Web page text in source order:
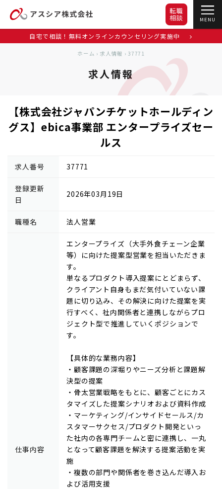
MENU
転職
相談
自宅で相談！無料オンラインカウンセリング実施中
ホーム › 求人情報 › 37771
求人情報
【株式会社ジャパンチケットホールディン
グス】ebica事業部 エンタープライズセー
ルス
求人番号 37771
登録更新
日
2026年03月19日
職種名 法人営業
仕事内容
エンタープライズ（大手外食チェーン企業
等）に向けた提案型営業を担当いただきま
す。
単なるプロダクト導入提案にとどまらず、
クライアント自身もまだ気付いていない課
題に切り込み、その解決に向けた提案を実
行すべく、社内関係者と連携しながらプロ
ジェクト型で推進していくポジションで
す。
【具体的な業務内容】
・顧客課題の深堀りやニーズ分析と課題解
決型の提案
・骨太営業戦略をもとに、顧客ごとにカス
タマイズした提案シナリオおよび資料作成
・マーケティング/インサイドセールス/カ
スタマーサクセス/プロダクト開発といっ
た社内の各専門チームと密に連携し、一丸
となって顧客課題を解決する提案活動を実
施
・複数の部門や関係者を巻き込んだ導入お
よび活用支援